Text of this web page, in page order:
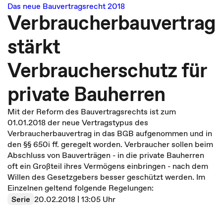
Das neue Bauvertragsrecht 2018
Verbraucherbauvertrag
stärkt
Verbraucherschutz für
private Bauherren
Mit der Reform des Bauvertragsrechts ist zum
01.01.2018 der neue Vertragstypus des
Verbraucherbauvertrag in das BGB aufgenommen und in
den §§ 650i ff. geregelt worden. Verbraucher sollen beim
Abschluss von Bauverträgen - in die private Bauherren
oft ein Großteil ihres Vermögens einbringen - nach dem
Willen des Gesetzgebers besser geschützt werden. Im
Einzelnen geltend folgende Regelungen:
Serie 20.02.2018 | 13:05 Uhr